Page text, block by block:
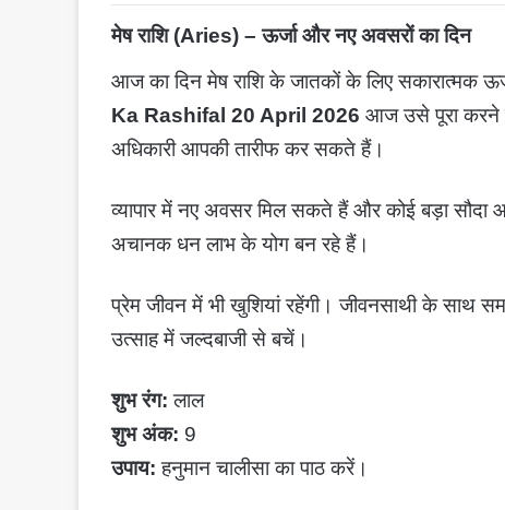
मेष राशि (Aries) – ऊर्जा और नए अवसरों का दिन
आज का दिन मेष राशि के जातकों के लिए सकारात्मक
Ka Rashifal 20 April 2026 आज उसे पूरा करने
अधिकारी आपकी तारीफ कर सकते हैं।
व्यापार में नए अवसर मिल सकते हैं और कोई बड़ा
अचानक धन लाभ के योग बन रहे हैं।
प्रेम जीवन में भी खुशियां रहेंगी। जीवनसाथी के साथ
उत्साह में जल्दबाजी से बचें।
शुभ रंग: लाल
शुभ अंक: 9
उपाय: हनुमान चालीसा का पाठ करें।